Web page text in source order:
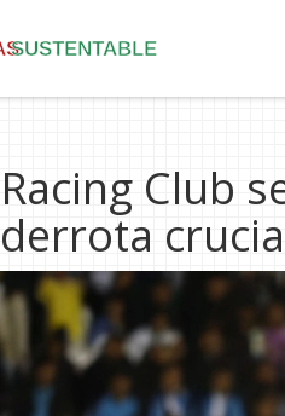
Racing Club
derrota